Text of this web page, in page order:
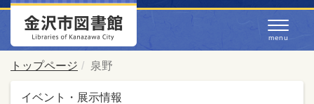
トップページ 泉野
イベント・展示情報